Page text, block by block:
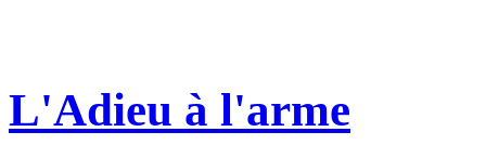
L'Adieu à l'arme